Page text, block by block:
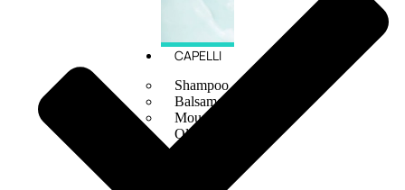
CAPELLI
Shampoo
Balsamo
Mousse
Olii Capelli